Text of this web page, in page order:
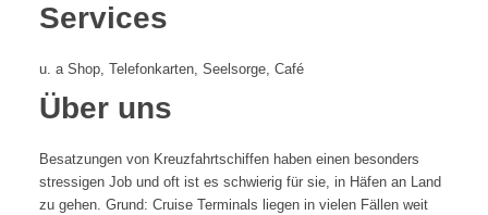
Services
u. a Shop, Telefonkarten, Seelsorge, Café
Über uns
Besatzungen von Kreuzfahrtschiffen haben einen besonders
stressigen Job und oft ist es schwierig für sie, in Häfen an Land
zu gehen. Grund: Cruise Terminals liegen in vielen Fällen weit